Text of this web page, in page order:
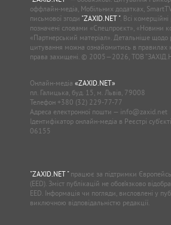
оффлайн-медіа, Мобільних додатках,
письмової згоди "ZAXID.NET ". Всі
позначені словами «Спецпроєкт», «Новини
«Партнерський матеріал». Детальніше
цитування можна ознайомитись в правилах
права захищені. © 2005—2026, ТОВ
Онлайн-медіа «ZAXID.NET»
пл. Галицька, буд. 15, м. Львів, 79008
Телефон +380 (32) 229-77-77
Адреса електронної пошти — info@zaxid.net
Ідентифікатор онлайн-медіа в Реєстрі
06155
"ZAXID.NET "працює за підтримки
(EED). Зміст публікацій не обов’язково
EED. Інформація чи погляди, висловлені у
виключною відповідальністю редакції.